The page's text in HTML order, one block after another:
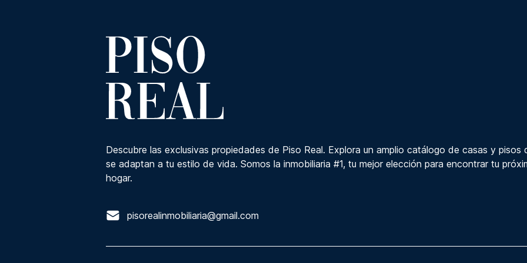
Descubre las exclusivas propiedades de Piso Real. Explora un amplio catálogo de casas y pisos
se adaptan a tu estilo de vida. Somos la inmobiliaria #1, tu mejor elección para encontrar tu
hogar.
pisorealinmobiliaria@gmail.com